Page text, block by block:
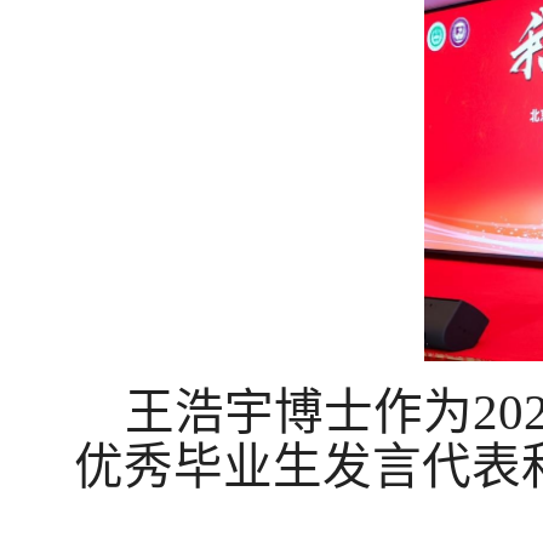
王浩宇博士作为
优秀毕业生发言代表